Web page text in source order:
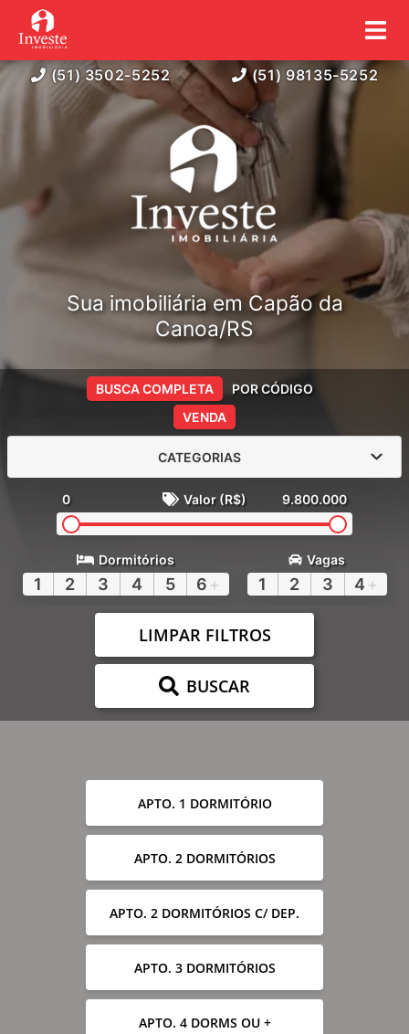
(51) 3502-5252 (51) 98135-5252
Sua imobiliária em Capão da
Canoa/RS
VENDA
BUSCA COMPLETA POR CÓDIGO
CATEGORIAS
0 Valor (R$) 9.800.000
Dormitórios
1 2 3 4 5 6 +
Vagas
1 2 3 4 +
LIMPAR FILTROS
BUSCAR
APTO. 1 DORMITÓRIO
APTO. 2 DORMITÓRIOS
APTO. 2 DORMITÓRIOS C/ DEP.
APTO. 3 DORMITÓRIOS
APTO. 4 DORMS OU +